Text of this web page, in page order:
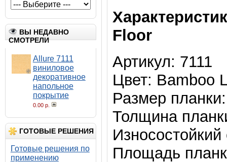
ВЫ НЕДАВНО
СМОТРЕЛИ
Allure 7111
виниловое
декоративное
напольное
покрытие
0.00 р.
ГОТОВЫЕ РЕШЕНИЯ
Готовые решения по
применению
Floor
Артикул: 7111
Цвет: Bamboo
Размер
Толщина
Площадь